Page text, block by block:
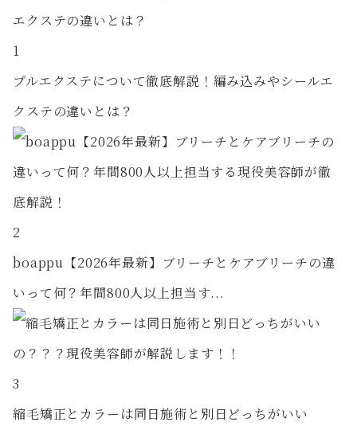
1
プルエクステについて徹底解説！編み込みやシールエ
クステの違いとは？
2
boappu【2026年最新】ブリーチとケアブリーチの違
いって何？年間800人以上担当す...
3
縮毛矯正とカラーは同日施術と別日どっちがいい